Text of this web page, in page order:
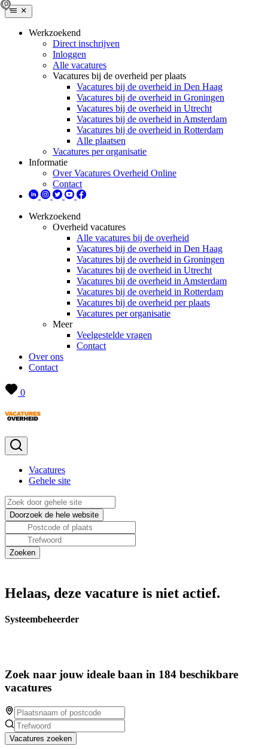
Werkzoekend
Direct inschrijven
Inloggen
Alle vacatures
Vacatures bij de overheid per plaats
Vacatures bij de overheid in Den Haag
Vacatures bij de overheid in Groningen
Vacatures bij de overheid in Utrecht
Vacatures bij de overheid in Amsterdam
Vacatures bij de overheid in Rotterdam
Alle plaatsen
Vacatures per organisatie
Informatie
Over Vacatures Overheid Online
Contact
Werkzoekend
Overheid vacatures
Alle vacatures bij de overheid
Vacatures bij de overheid in Den Haag
Vacatures bij de overheid in Groningen
Vacatures bij de overheid in Utrecht
Vacatures bij de overheid in Amsterdam
Vacatures bij de overheid in Rotterdam
Vacatures bij de overheid per plaats
Vacatures per organisatie
Meer
Veelgestelde vragen
Contact
Over ons
Contact
0
Vacatures
Gehele site
Helaas, deze vacature is niet actief.
Systeembeheerder
Zoek naar jouw ideale baan in 184 beschikbare
vacatures
Vacatures zoeken